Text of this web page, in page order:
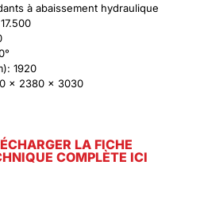
à abaissement hydraulique
1920
x 2380 x 3030
LA FICHE
COMPLÈTE ICI